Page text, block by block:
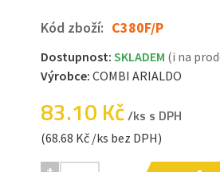
Kód zboží: C380F/P
Dostupnost: SKLADEM (i na
Výrobce: COMBI ARIALDO
83.10 Kč/ks s DPH
(68.68 Kč /ks bez DPH)